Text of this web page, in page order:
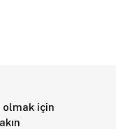
olmak için